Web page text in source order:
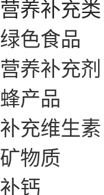
营养补充类
绿色食品
营养补充剂
蜂产品
补充维生素
矿物质
补钙